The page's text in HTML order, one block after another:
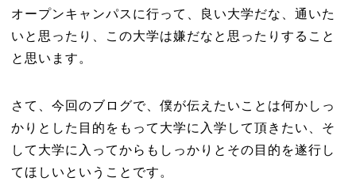
オープンキャンパスに行って、良い大学だな、通いた
いと思ったり、この大学は嫌だなと思ったりすること
と思います。
さて、今回のブログで、僕が伝えたいことは何かしっ
かりとした目的をもって大学に入学して頂きたい、そ
して大学に入ってからもしっかりとその目的を遂行し
てほしいということです。